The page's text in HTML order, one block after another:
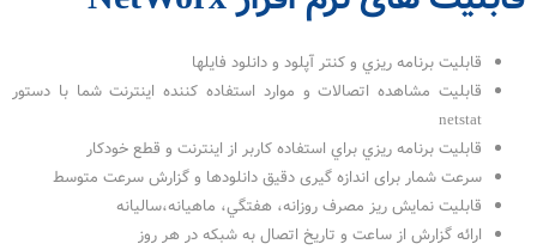
قابليت برنامه ريزي و كنتر آپلود و دانلود فايلها
قابليت مشاهده اتصالات و موارد استفاده كننده اينترنت شما با دستور
netstat
قابليت برنامه ريزي براي استفاده كاربر از اينترنت و قطع خودكار
سرعت شمار برای اندازه گیری دقیق دانلودها و گزارش سرعت متوسط
قابليت نمايش ريز مصرف روزانه، هفتگي، ماهيانه،‌ساليانه
ارائه گزارش از ساعت و تاریخ اتصال به شبکه در هر روز